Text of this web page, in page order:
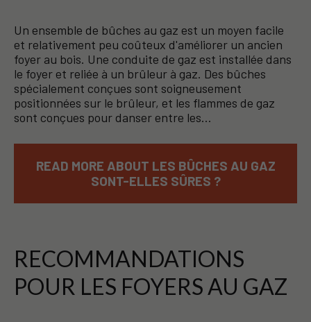
Un ensemble de bûches au gaz est un moyen facile
et relativement peu coûteux d'améliorer un ancien
foyer au bois. Une conduite de gaz est installée dans
le foyer et reliée à un brûleur à gaz. Des bûches
spécialement conçues sont soigneusement
positionnées sur le brûleur, et les flammes de gaz
sont conçues pour danser entre les…
READ MORE ABOUT LES BÛCHES AU GAZ
SONT-ELLES SÛRES ?
RECOMMANDATIONS
POUR LES FOYERS AU GAZ